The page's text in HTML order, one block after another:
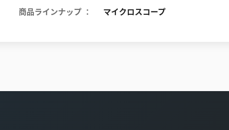
商品ラインナップ
マイクロスコープ